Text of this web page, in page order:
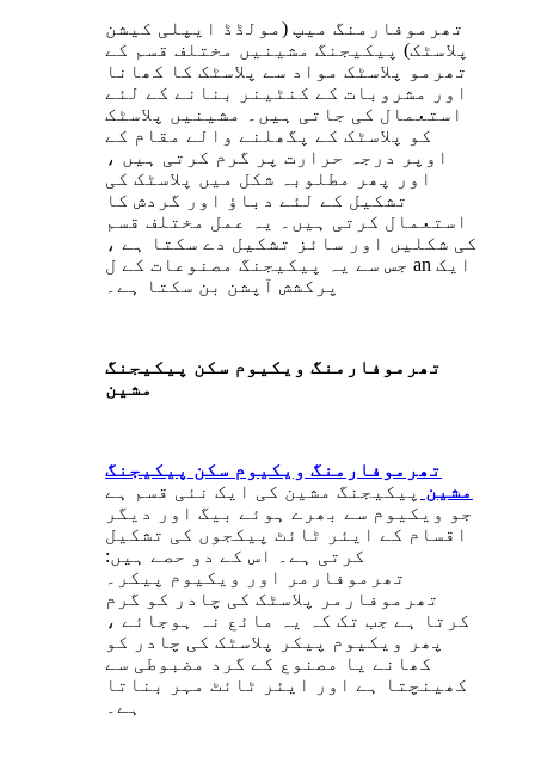
تھرموفارمنگ میپ (مولڈڈ ایپلی کیشن
پلاسٹک) پیکیجنگ مشینیں مختلف قسم کے
تھرمو پلاسٹک مواد سے پلاسٹک کا کھانا
اور مشروبات کے کنٹینر بنانے کے لئے
استعمال کی جاتی ہیں۔ مشینیں پلاسٹک
کو پلاسٹک کے پگھلنے والے مقام کے
اوپر درجہ حرارت پر گرم کرتی ہیں ،
اور پھر مطلوبہ شکل میں پلاسٹک کی
تشکیل کے لئے دباؤ اور گردش کا
استعمال کرتی ہیں۔ یہ عمل مختلف قسم
کی شکلیں اور سائز تشکیل دے سکتا ہے ،
جس سے یہ پیکیجنگ مصنوعات کے ل an ایک
پرکشش آپشن بن سکتا ہے۔
تھرموفارمنگ ویکیوم سکن پیکیجنگ
مشین
تھرموفارمنگ ویکیوم سکن پیکیجنگ
مشین پیکیجنگ مشین کی ایک نئی قسم ہے
جو ویکیوم سے بھرے ہوئے بیگ اور دیگر
اقسام کے ایئر ٹائٹ پیکجوں کی تشکیل
کرتی ہے۔ اس کے دو حصے ہیں:
تھرموفارمر اور ویکیوم پیکر۔
تھرموفارمر پلاسٹک کی چادر کو گرم
کرتا ہے جب تک کہ یہ مائع نہ ہوجائے ،
پھر ویکیوم پیکر پلاسٹک کی چادر کو
کھانے یا مصنوع کے گرد مضبوطی سے
کھینچتا ہے اور ایئر ٹائٹ مہر بناتا
ہے۔